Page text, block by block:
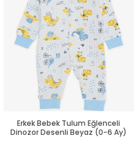
Erkek Bebek Tulum Eğlenceli
Dinozor Desenli Beyaz (0-6 Ay)